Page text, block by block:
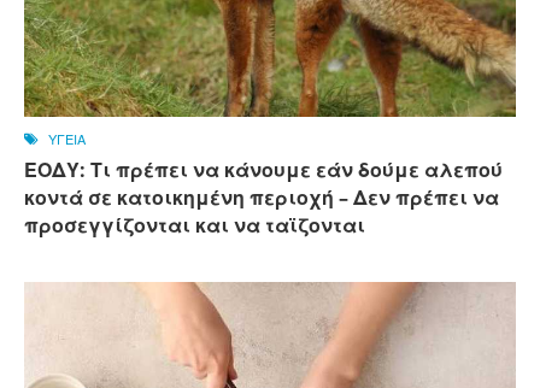
ΥΓΕΙΑ
ΕΟΔΥ: Τι πρέπει να κάνουμε εάν δούμε αλεπού
κοντά σε κατοικημένη περιοχή – Δεν πρέπει να
προσεγγίζονται και να ταϊζονται